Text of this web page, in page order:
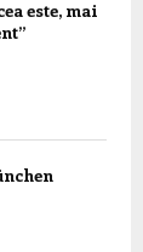
este, mai